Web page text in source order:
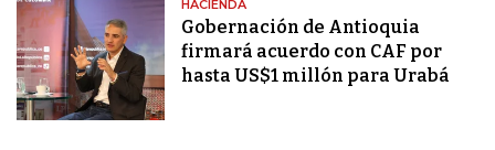
HACIENDA
Gobernación de Antioquia
firmará acuerdo con CAF por
hasta US$1 millón para Urabá